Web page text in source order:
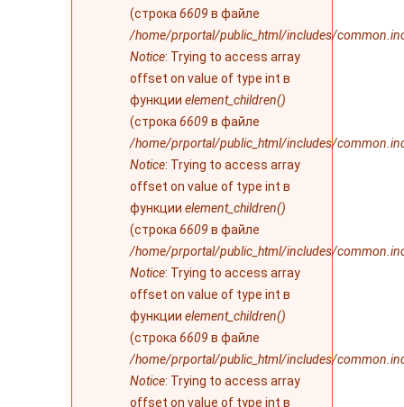
(строка 6609 в файле
/home/prportal/public_html/includes/
Notice: Trying to access array
offset on value of type int в
функции element_children()
(строка 6609 в файле
/home/prportal/public_html/includes/
Notice: Trying to access array
offset on value of type int в
функции element_children()
(строка 6609 в файле
/home/prportal/public_html/includes/
Notice: Trying to access array
offset on value of type int в
функции element_children()
(строка 6609 в файле
/home/prportal/public_html/includes/
Notice: Trying to access array
offset on value of type int в